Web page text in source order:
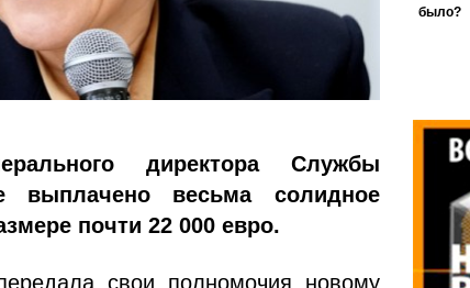
директора Службы
выплачено весьма солидное
почти 22 000 евро.
свои полномочия новому